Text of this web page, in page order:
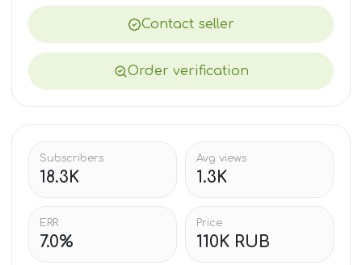
Contact seller
Order verification
Subscribers
18.3K
Avg views
1.3K
ERR
7.0%
Price
110K RUB